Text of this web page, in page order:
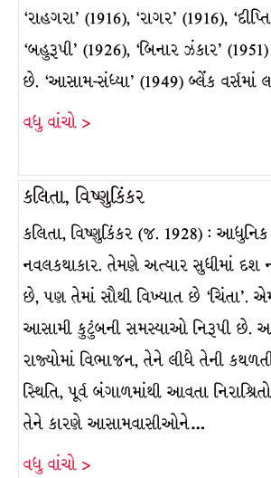
‘રાહગરા’ (1916), ‘રાગર’ (1916),
‘બહુરૂપી’ (1926), ‘બિનાર ઝંકાર’
છે. ‘આસામ-સંધ્યા’ (1949) બ્લેંક
વધુ વાંચો >
કલિતા, વિષ્ણુકિંકર
કલિતા, વિષ્ણુકિંકર (જ. 1928) :
નવલકથાકાર. તેમણે અત્યાર સુધીમાં
છે, પણ તેમાં સૌથી વિખ્યાત છે ‘ચિંતા’.
આસામી કુટુંબની સમસ્યાઓ નિરૂપી છે.
રાજ્યોમાં વિભાજન, તેને લીધે તેની
સ્થિતિ, પૂર્વ બંગાળમાંથી આવતા
તેને કારણે આસામવાસીઓને…
વધુ વાંચો >